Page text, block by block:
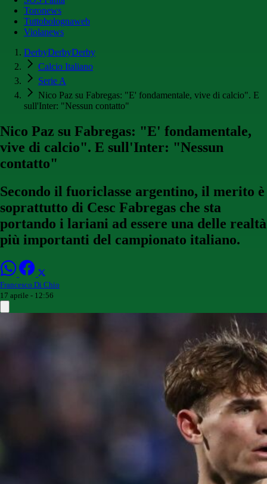
Toronews
Tuttobolognaweb
Violanews
DerbyDerbyDerby
Calcio Italiano
Serie A
Nico Paz su Fabregas: "E' fondamentale, vive di calcio". E
sull'Inter: "Nessun contatto"
Nico Paz su Fabregas: "E' fondamentale,
vive di calcio". E sull'Inter: "Nessun
contatto"
Secondo il fuoriclasse argentino, il merito è
soprattutto di Cesc Fabregas che sta
portando i lariani ad essere una delle realtà
più importanti del campionato italiano.
Francesco Di Chio
17 aprile - 12:56